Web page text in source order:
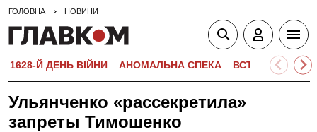
ГОЛОВНА НОВИНИ
1628-Й ДЕНЬ ВІЙНИ АНОМАЛЬНА СПЕКА ВСТУПНА
Ульянченко «рассекретила»
запреты Тимошенко